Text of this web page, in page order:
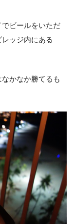
ビールをいただ
ッジ内にある
かなか勝てるも